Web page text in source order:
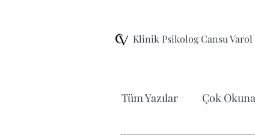
Klinik Psikolog Cansu Varol
Tüm Yazılar Çok